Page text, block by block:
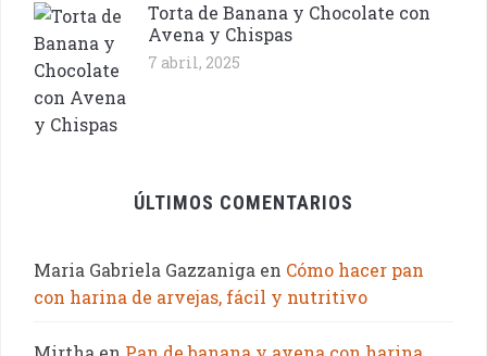
Torta de Banana y Chocolate con
Avena y Chispas
7 abril, 2025
ÚLTIMOS COMENTARIOS
Maria Gabriela Gazzaniga en Cómo hacer pan
con harina de arvejas, fácil y nutritivo